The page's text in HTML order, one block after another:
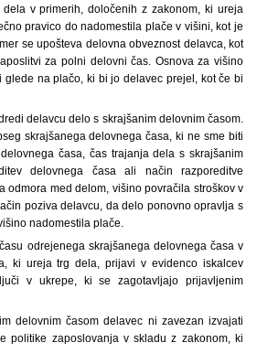
v primerih, določenih z zakonom, ki ureja
pravico do nadomestila plače v višini, kot je
se upošteva delovna obveznost delavca, kot
za polni delovni čas. Osnova za višino
glede na plačo, ki bi jo delavec prejel, kot če bi
delavcu delo s skrajšanim delovnim časom.
skrajšanega delovnega časa, ki ne sme biti
časa, čas trajanja dela s skrajšanim
delovnega časa ali način razporeditve
odmora med delom, višino povračila stroškov v
poziva delavcu, da delo ponovno opravlja s
nadomestila plače.
odrejenega skrajšanega delovnega časa v
ki ureja trg dela, prijavi v evidenco iskalcev
v ukrepe, ki se zagotavljajo prijavljenim
delovnim časom delavec ni zavezan izvajati
politike zaposlovanja v skladu z zakonom, ki